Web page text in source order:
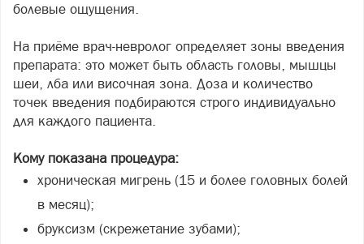
болевые ощущения.
На приёме врач-невролог определяет зоны введения
препарата: это может быть область головы, мышцы
шеи, лба или височная зона. Доза и количество
точек введения подбираются строго индивидуально
для каждого пациента.
Кому показана процедура:
хроническая мигрень (15 и более головных болей
в месяц);
бруксизм (скрежетание зубами);